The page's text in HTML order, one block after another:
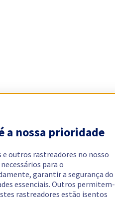
a nossa prioridade
outros rastreadores no nosso
para o
garantir a segurança do
essenciais. Outros permitem-
rastreadores estão isentos